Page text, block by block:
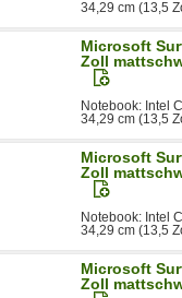
34,29 cm (13,5
Microsoft
Zoll
Notebook: Intel
34,29 cm (13,5
Microsoft
Zoll
Notebook: Intel
34,29 cm (13,5
Microsoft
Zoll